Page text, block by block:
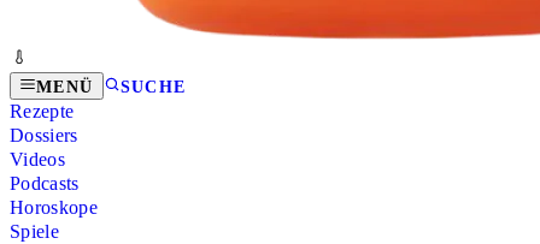
MENÜ SUCHE
Rezepte
Dossiers
Videos
Podcasts
Horoskope
Spiele